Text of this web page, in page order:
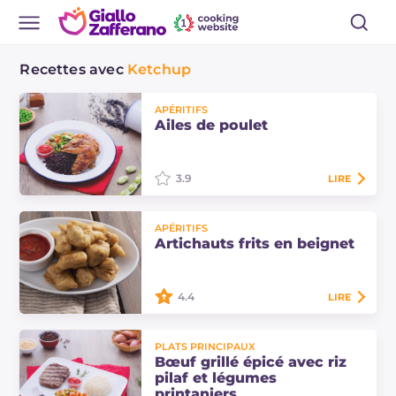
Recettes avec Ketchup
APÉRITIFS
Ailes de poulet
savoureuse à déguster en bonne
compagnie, peut-être avec des
3.9 LIRE
APÉRITIFS
Artichauts frits en beignet
croustillants et dorés, parfaits à
servir comme entrée avec une
délicieuse petite sauce ! Découvrez
4.4 LIRE
PLATS PRINCIPAUX
Bœuf grillé épicé avec riz
pilaf et légumes